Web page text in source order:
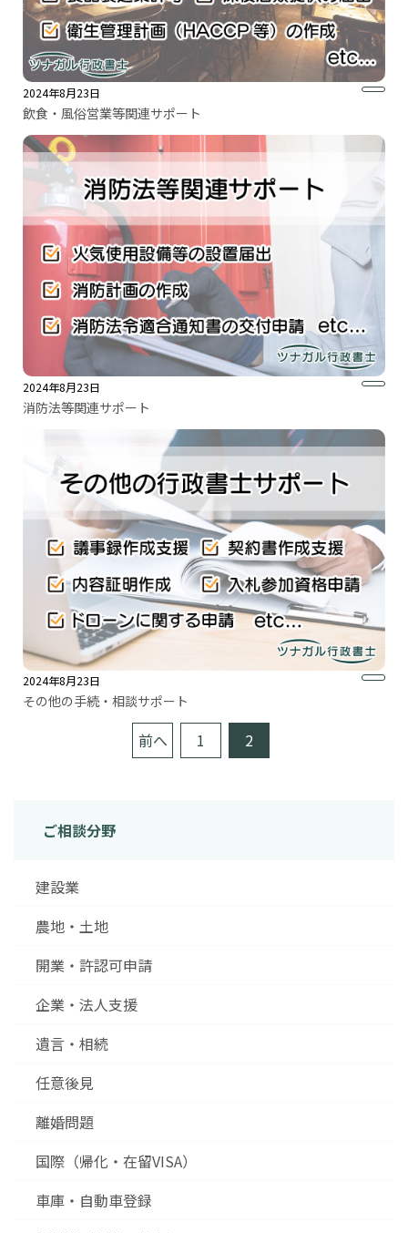
2024年8月23日
飲食・風俗営業等関連サポート
2024年8月23日
消防法等関連サポート
2024年8月23日
その他の手続・相談サポート
投
前へ 1 2
ご相談分野
建設業
農地・土地
開業・許認可申請
企業・法人支援
遺言・相続
任意後見
離婚問題
国際（帰化・在留VISA）
車庫・自動車登録